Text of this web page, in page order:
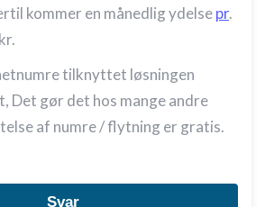
kommer en månedlig ydelsepr.
tilknyttet løsningen
Det gør det hos mange andre
af numre / flytning er gratis.
Svar